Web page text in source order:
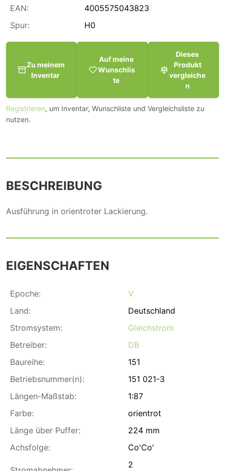
EAN:
4005575043823
Spur:
H0
Zu meinem
Inventar
Auf meine
Wunschlis
te
Dieses
Produkt
vergleiche
n
Registrieren, um Inventar, Wunschliste und Vergleichsliste zu
nutzen.
BESCHREIBUNG
Ausführung in orientroter Lackierung.
EIGENSCHAFTEN
Epoche:
V
Land:
Deutschland
Stromsystem:
Gleichstrom
Betreiber:
DB
Baureihe:
151
Betriebsnummer(n):
151 021-3
Längen-Maßstab:
1:87
Farbe:
orientrot
Länge über Puffer:
224 mm
Achsfolge:
Co'Co'
2